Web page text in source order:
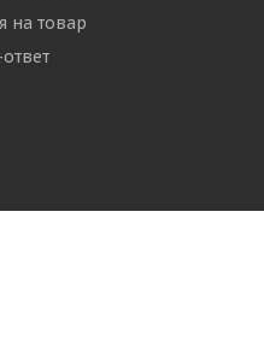
на товар